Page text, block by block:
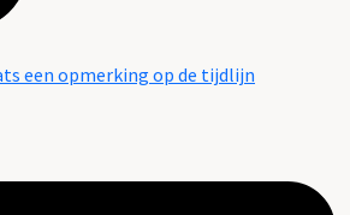
een opmerking op de tijdlijn